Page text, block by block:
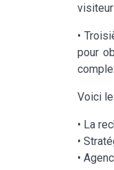
•
pour
Voici
• La
•
•